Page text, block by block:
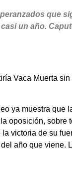
que
un año.
Vaca Muerta
ya muestra
oposición, sobre
victoria de su
año que viene.